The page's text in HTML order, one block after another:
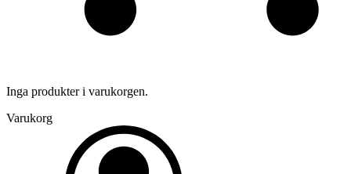
Inga produkter i varukorgen.
Varukorg